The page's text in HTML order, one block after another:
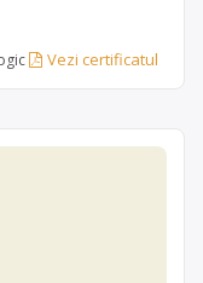
Vezi certificatul